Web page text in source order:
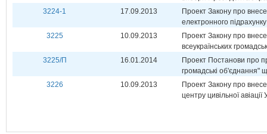
3224-1
17.09.2013
Проект Закону про
електронного
3225
10.09.2013
Проект Закону про
всеукраїнських
3225/П
16.01.2014
Проект Постанови про
громадські об'єднання"
3226
10.09.2013
Проект Закону про
центру цивільної